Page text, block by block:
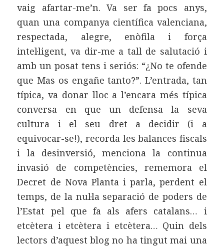
vaig afartar-me’n. Va ser fa pocs anys,
quan una companya científica valenciana,
respectada, alegre, enòfila i força
intel·ligent, va dir-me a tall de salutació i
amb un posat tens i seriós: “¿No te ofende
que Mas os engañe tanto?”. L’entrada, tan
típica, va donar lloc a l’encara més típica
conversa en que un defensa la seva
cultura i el seu dret a decidir (i a
equivocar-se!), recorda les balances fiscals
i la desinversió, menciona la continua
invasió de competències, rememora el
Decret de Nova Planta i parla, perdent el
temps, de la nul·la separació de poders de
l’Estat pel que fa als afers catalans… i
etcètera i etcètera i etcètera… Quin dels
lectors d’aquest blog no ha tingut mai una